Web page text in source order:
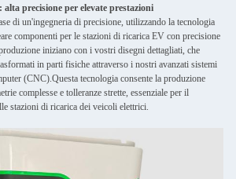
precisione per elevate prestazioni
di un'ingegneria di precisione, utilizzando la tecnologia
componenti per le stazioni di ricarica EV con precisione
iniziano con i vostri disegni dettagliati, che
in parti fisiche attraverso i nostri avanzati sistemi
(CNC).Questa tecnologia consente la produzione
complesse e tolleranze strette, essenziale per il
stazioni di ricarica dei veicoli elettrici.